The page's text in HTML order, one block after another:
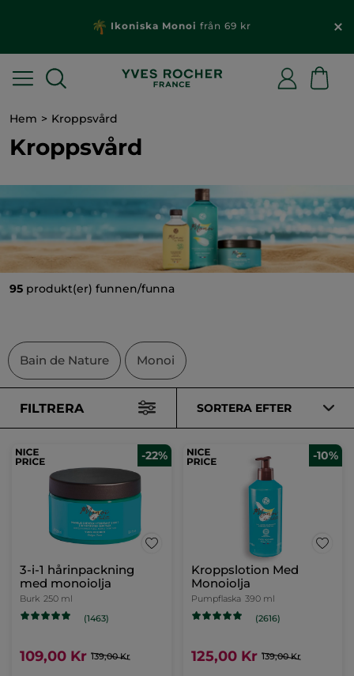
Ikoniska Monoi från 69 kr
Hem Kroppsvård
Kroppsvård
95 produkt(er) funnen/funna
Bain de Nature Monoi
FILTRERA SORTERA EFTER
-22%
3-i-1 hårinpackning
med monoiolja
Burk 250 ml
(1463)
109,00 Kr 139,00 Kr
-10%
Kroppslotion Med
Monoiolja
Pumpflaska 390 ml
(2616)
125,00 Kr 139,00 Kr